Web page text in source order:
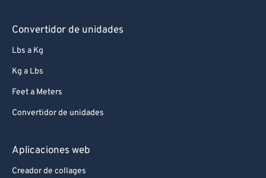
Convertidor de unidades
Lbs a Kg
Kg a Lbs
Feet a Meters
Convertidor de unidades
Aplicaciones web
Creador de collages